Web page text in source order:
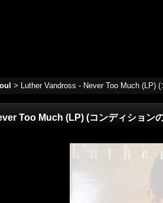
> Luther Vandross - Never Too Much (LP)
Too Much (LP) (コンディション